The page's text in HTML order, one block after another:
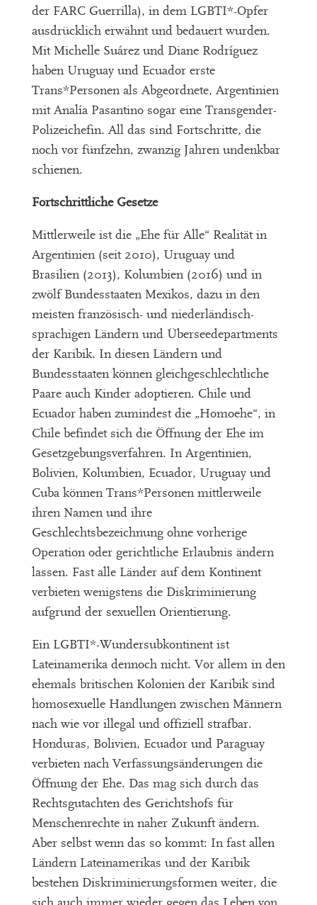
der FARC Guerrilla), in dem LGBTI*-Opfer
ausdrücklich erwähnt und bedauert wurden.
Mit Michelle Suárez und Diane Rodríguez
haben Uruguay und Ecuador erste
Trans*Personen als Abgeordnete, Argentinien
mit Analía Pasantino sogar eine Transgender-
Polizeichefin. All das sind Fortschritte, die
noch vor fünfzehn, zwanzig Jahren undenkbar
schienen.
Fortschrittliche Gesetze
Mittlerweile ist die „Ehe für Alle“ Realität in
Argentinien (seit 2010), Uruguay und
Brasilien (2013), Kolumbien (2016) und in
zwölf Bundesstaaten Mexikos, dazu in den
meisten französisch- und niederländisch-
sprachigen Ländern und Überseedepartments
der Karibik. In diesen Ländern und
Bundesstaaten können gleichgeschlechtliche
Paare auch Kinder adoptieren. Chile und
Ecuador haben zumindest die „Homoehe“, in
Chile befindet sich die Öffnung der Ehe im
Gesetzgebungsverfahren. In Argentinien,
Bolivien, Kolumbien, Ecuador, Uruguay und
Cuba können Trans*Personen mittlerweile
ihren Namen und ihre
Geschlechtsbezeichnung ohne vorherige
Operation oder gerichtliche Erlaubnis ändern
lassen. Fast alle Länder auf dem Kontinent
verbieten wenigstens die Diskriminierung
aufgrund der sexuellen Orientierung.
Ein LGBTI*-Wundersubkontinent ist
Lateinamerika dennoch nicht. Vor allem in den
ehemals britischen Kolonien der Karibik sind
homosexuelle Handlungen zwischen Männern
nach wie vor illegal und offiziell strafbar.
Honduras, Bolivien, Ecuador und Paraguay
verbieten nach Verfassungsänderungen die
Öffnung der Ehe. Das mag sich durch das
Rechtsgutachten des Gerichtshofs für
Menschenrechte in naher Zukunft ändern.
Aber selbst wenn das so kommt: In fast allen
Ländern Lateinamerikas und der Karibik
bestehen Diskriminierungsformen weiter, die